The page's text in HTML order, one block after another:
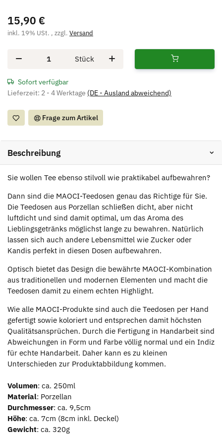
15,90 €
inkl. 19% USt. , zzgl. Versand
Stück
Sofort verfügbar
Lieferzeit: 2 - 4 Werktage (DE - Ausland abweichend)
Frage zum Artikel
Beschreibung
Sie wollen Tee ebenso stilvoll wie praktikabel aufbewahren?
Dann sind die MAOCI-Teedosen genau das Richtige für Sie.
Die Teedosen aus Porzellan schließen dicht, aber nicht
luftdicht und sind damit optimal, um das Aroma des
Lieblingsgetränks möglichst lange zu bewahren. Natürlich
lassen sich auch andere Lebensmittel wie Zucker oder
Kandis perfekt in diesen Dosen aufbewahren.
Optisch bietet das Design die bewährte MAOCI-Kombination
aus traditionellen und modernen Elementen und macht die
Teedosen damit zu einem echten Highlight.
Wie alle MAOCI-Produkte sind auch die Teedosen per Hand
gefertigt sowie koloriert und entsprechen damit höchsten
Qualitätsansprüchen. Durch die Fertigung in Handarbeit sind
Abweichungen in Form und Farbe völlig normal und ein Indiz
für echte Handarbeit. Daher kann es zu kleinen
Unterschieden zur Produktabbildung kommen.
Volumen: ca. 250ml
Material: Porzellan
Durchmesser: ca. 9,5cm
Höhe: ca. 7cm (8cm inkl. Deckel)
Gewicht: ca. 320g